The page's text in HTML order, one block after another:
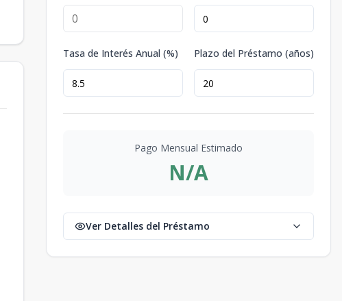
Tasa de Interés Anual (%) Plazo del Préstamo (años)
Pago Mensual Estimado
N/A
Ver Detalles del Préstamo